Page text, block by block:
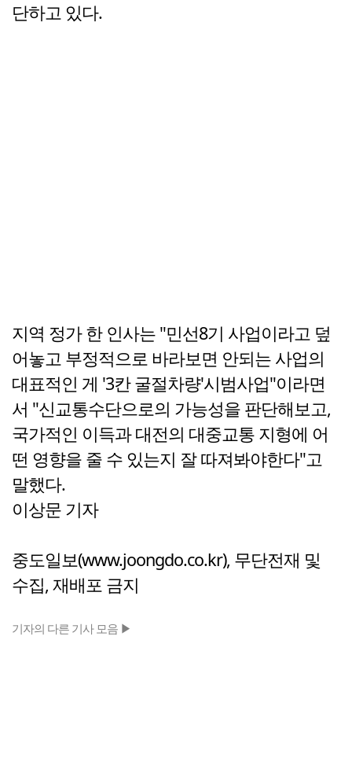
단하고 있다.
지역 정가 한 인사는 "민선8기 사업이라고 덮
어놓고 부정적으로 바라보면 안되는 사업의
대표적인 게 '3칸 굴절차량'시범사업"이라면
서 "신교통수단으로의 가능성을 판단해보고,
국가적인 이득과 대전의 대중교통 지형에 어
떤 영향을 줄 수 있는지 잘 따져봐야한다"고
말했다.
이상문 기자
중도일보(www.joongdo.co.kr), 무단전재 및
수집, 재배포 금지
기자의 다른 기사 모음 ▶